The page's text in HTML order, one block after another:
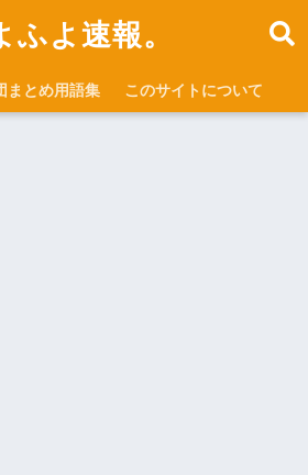
ふよ速報。
まとめ用語集 このサイトについて